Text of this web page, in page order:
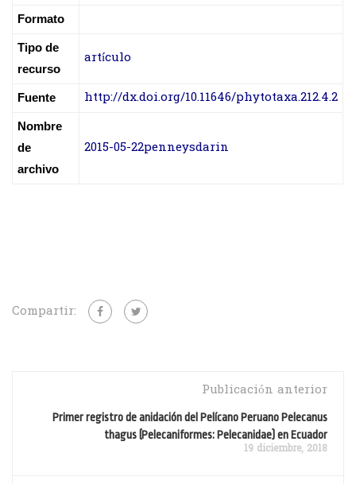
Formato
Tipo de
recurso
artículo
Fuente http://dx.doi.org/10.11646/phytotaxa.212.4.2
Nombre
de
archivo
2015-05-22penneysdarin
Compartir:
Publicación anterior
Primer registro de anidación del Pelícano Peruano Pelecanus
thagus (Pelecaniformes: Pelecanidae) en Ecuador
19 diciembre, 2018